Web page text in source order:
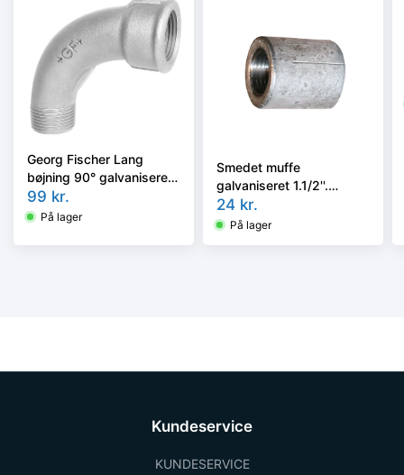
Georg Fischer Lang
bøjning 90° galvaniseret
1'' muffe-nippel
99 kr.
På lager
Smedet muffe
galvaniseret 1.1/2''.
Længde 48 mm, dia.
54,5 mm
24 kr.
På lager
Kundeservice
KUNDESERVICE